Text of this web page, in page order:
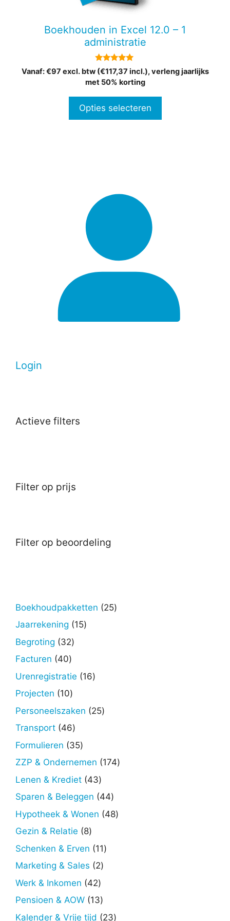
Boekhouden in Excel 12.0 – 1
administratie
4.82
van 5
Vanaf: €97 excl. btw (€117,37 incl.), verleng jaarlijks
met 50% korting
Opties selecteren
worden
productpagina
Login
Actieve filters
Filter op prijs
Filter op beoordeling
Boekhoudpakketten 2525
Jaarrekening 1515
Begroting 3232
Facturen 4040
producten
Urenregistratie 1616
Projecten 1010
producten
Personeelszaken 2525
Transport 4646
producten
Formulieren 3535
producten
ZZP & Ondernemen 174174
Lenen & Krediet 4343
producten
Sparen & Beleggen 4444
producten
Hypotheek & Wonen 4848
Gezin & Relatie 88
producten
Schenken & Erven 1111
Marketing & Sales 22
Werk & Inkomen 4242
producten
Pensioen & AOW 1313
producten
Kalender & Vrije tijd 2323